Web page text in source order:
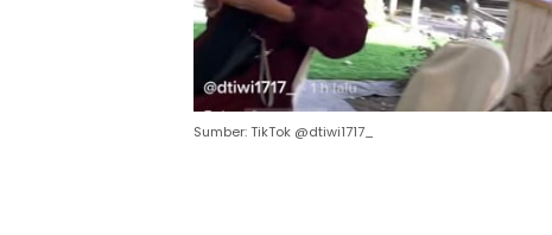
Sumber: TikTok @dtiwi1717_